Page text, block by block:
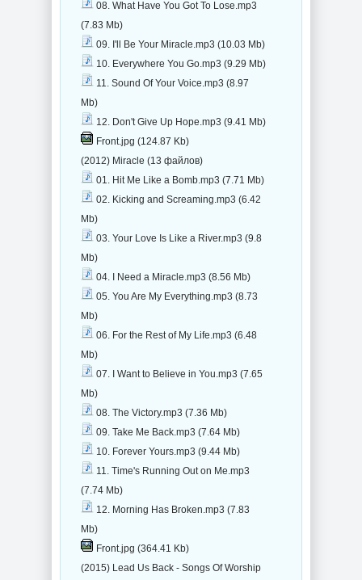
08. What Have You Got To Lose.mp3
(7.83 Mb)
09. I'll Be Your Miracle.mp3 (10.03 Mb)
10. Everywhere You Go.mp3 (9.29 Mb)
11. Sound Of Your Voice.mp3 (8.97
Mb)
12. Don't Give Up Hope.mp3 (9.41 Mb)
Front.jpg (124.87 Kb)
(2012) Miracle (13 файлов)
01. Hit Me Like a Bomb.mp3 (7.71 Mb)
02. Kicking and Screaming.mp3 (6.42
Mb)
03. Your Love Is Like a River.mp3 (9.8
Mb)
04. I Need a Miracle.mp3 (8.56 Mb)
05. You Are My Everything.mp3 (8.73
Mb)
06. For the Rest of My Life.mp3 (6.48
Mb)
07. I Want to Believe in You.mp3 (7.65
Mb)
08. The Victory.mp3 (7.36 Mb)
09. Take Me Back.mp3 (7.64 Mb)
10. Forever Yours.mp3 (9.44 Mb)
11. Time's Running Out on Me.mp3
(7.74 Mb)
12. Morning Has Broken.mp3 (7.83
Mb)
Front.jpg (364.41 Kb)
(2015) Lead Us Back - Songs Of Worship